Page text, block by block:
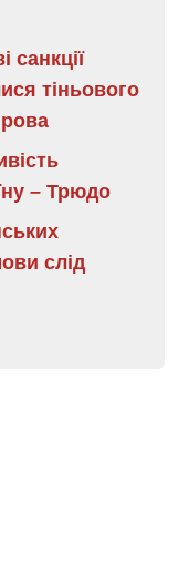
санкції
тіньового
– Трюдо
слід